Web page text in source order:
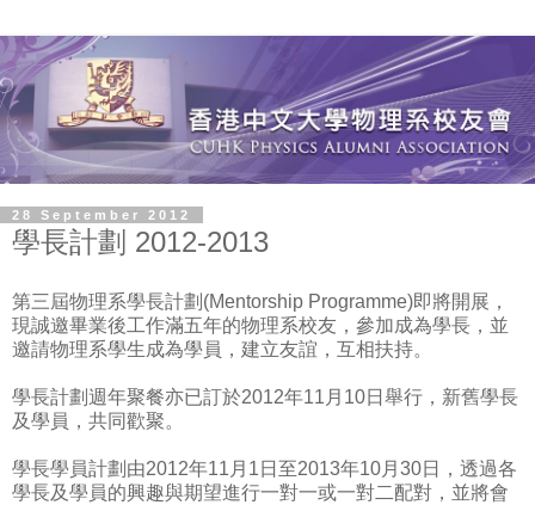
28 September 2012
學長計劃 2012-2013
第三屆物理系學長計劃(Mentorship Programme)即將開展，
現誠邀畢業後工作滿五年的物理系校友，參加成為學長，並
邀請物理系學生成為學員，建立友誼，互相扶持。
學長計劃週年聚餐亦已訂於2012年11月10日舉行，新舊學長
及學員，共同歡聚。
學長學員計劃由2012年11月1日至2013年10月30日，透過各
學長及學員的興趣與期望進行一對一或一對二配對，並將會